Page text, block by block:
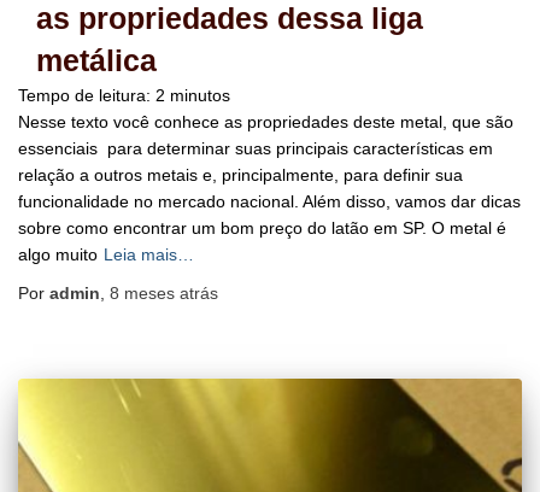
as propriedades dessa liga
metálica
Tempo de leitura: 2 minutos
Nesse texto você conhece as propriedades deste metal, que são
essenciais para determinar suas principais características em
relação a outros metais e, principalmente, para definir sua
funcionalidade no mercado nacional. Além disso, vamos dar dicas
sobre como encontrar um bom preço do latão em SP. O metal é
algo muito Leia mais…
Por admin, 8 meses atrás